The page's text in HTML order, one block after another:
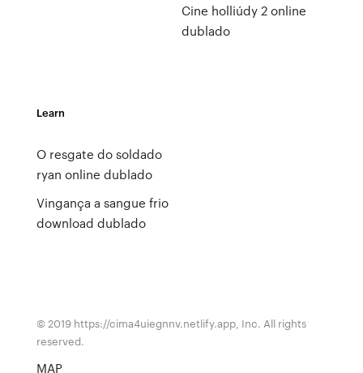
Cine holliúdy 2 online
dublado
Learn
O resgate do soldado
ryan online dublado
Vingança a sangue frio
download dublado
© 2019 https://cima4uiegnnv.netlify.app, Inc. All rights
reserved.
MAP